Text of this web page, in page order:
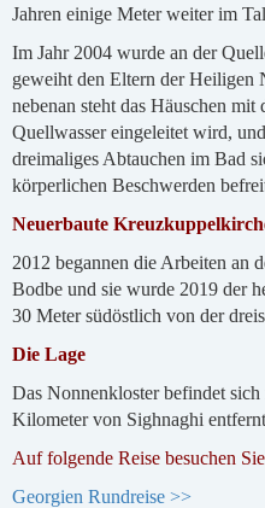
Jahren einige Meter weiter im
Im Jahr 2004 wurde an der
geweiht den Eltern der Heiligen
nebenan steht das Häuschen
Quellwasser eingeleitet wird,
dreimaliges Abtauchen im Bad
körperlichen Beschwerden
Neuerbaute
2012 begannen die Arbeiten an
Bodbe und sie wurde 2019 der
30 Meter südöstlich von der
Die Lage
Das Nonnenkloster befindet
Kilometer von Sighnaghi
Auf folgende Reise besuchen
Georgien Rundreise >>